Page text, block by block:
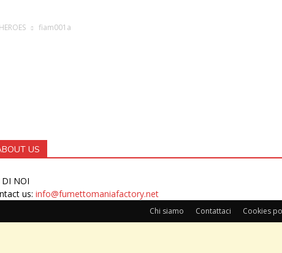
fiam001a
US
DI NOI
us: info@fumettomaniafactory.net
Chi siamo Contattaci Cookies